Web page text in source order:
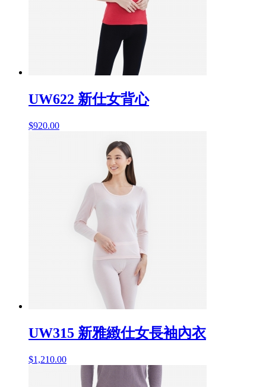
UW622 新仕女背心
$920.00
UW315 新雅緻仕女長袖內衣
$1,210.00